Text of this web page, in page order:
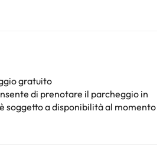
gratuito
di prenotare il parcheggio in
soggetto a disponibilità al momento